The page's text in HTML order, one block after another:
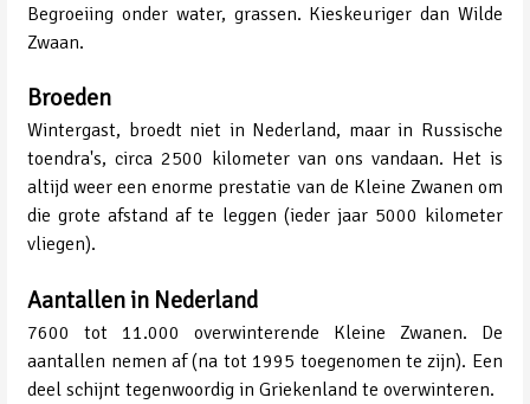
Begroeiing onder water, grassen. Kieskeuriger dan Wilde
Zwaan.
Broeden
Wintergast, broedt niet in Nederland, maar in Russische
toendra's, circa 2500 kilometer van ons vandaan. Het is
altijd weer een enorme prestatie van de Kleine Zwanen om
die grote afstand af te leggen (ieder jaar 5000 kilometer
vliegen).
Aantallen in Nederland
7600 tot 11.000 overwinterende Kleine Zwanen. De
aantallen nemen af (na tot 1995 toegenomen te zijn). Een
deel schijnt tegenwoordig in Griekenland te overwinteren.